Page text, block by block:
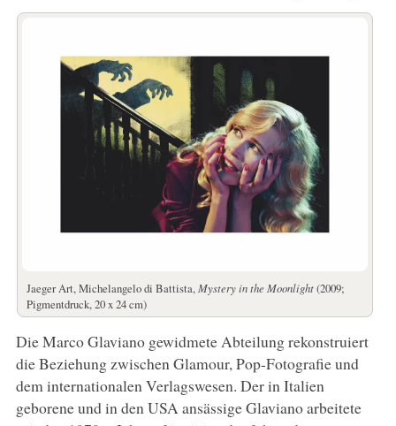
Jaeger Art, Michelangelo di Battista,Mystery in the Moonlight(2009;
Pigmentdruck, 20 x 24 cm)
Die Marco Glaviano gewidmete Abteilung rekonstruiert
die Beziehung zwischen Glamour, Pop-Fotografie und
dem internationalen Verlagswesen. Der in Italien
geborene und in den USA ansässige Glaviano arbeitete